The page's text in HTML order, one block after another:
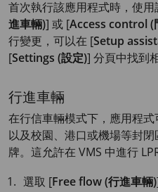
首次執行該應用程式時，使
進車輛)] 或 [Access control (
行變更，可以在 [Setup
[Settings (設定)] 分頁中找到
行進車輛
在行信車輛模式下，應用程
以及校園、港口或機場等封
牌。這允許在 VMS 中進行
選取 [Free flow (行進車輛)